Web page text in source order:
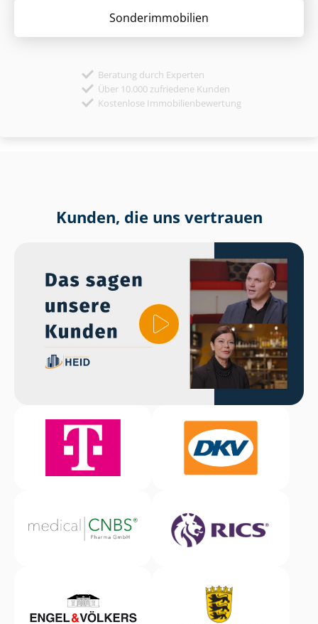
Sonder­immobilien
Beratung durch Experten
Über 10.000 zufriedene Kunden
Kostenlose Immobilienbewertung
Kunden, die uns vertrauen